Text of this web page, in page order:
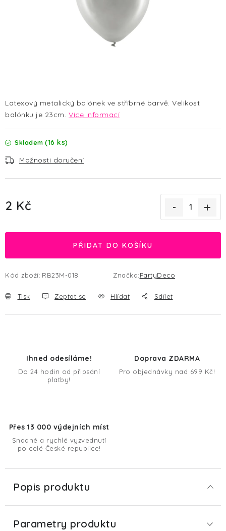
Hodnocení obchodu
Latexový metalický balónek ve stříbrné barvě. Velikost
balónku je 23cm. Více informací
Skladem (16 ks)
Možnosti doručení
2 Kč
PŘIDAT DO KOŠÍKU
Kód zboží: RB23M-018 Značka:PartyDeco
Tisk Zeptat se Hlídat Sdílet
Ihned odesíláme!
Do 24 hodin od připsání
platby!
Doprava ZDARMA
Pro objednávky nad 699 Kč!
Přes 13 000 výdejních míst
Snadné a rychlé vyzvednutí
po celé České republice!
Popis produktu
Parametry produktu